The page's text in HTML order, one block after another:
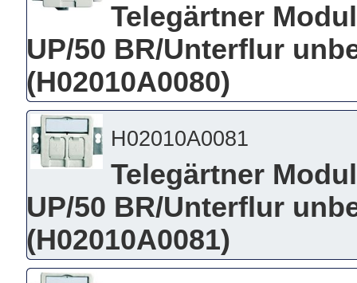
Telegärtner
UP/50 BR/Unterflur
(H02010A0080)
H02010A0081
Telegärtner
UP/50 BR/Unterflur
(H02010A0081)